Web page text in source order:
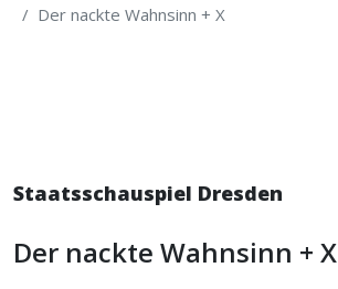
Der nackte Wahnsinn + X
Staatsschauspiel Dresden
Der nackte Wahnsinn + X